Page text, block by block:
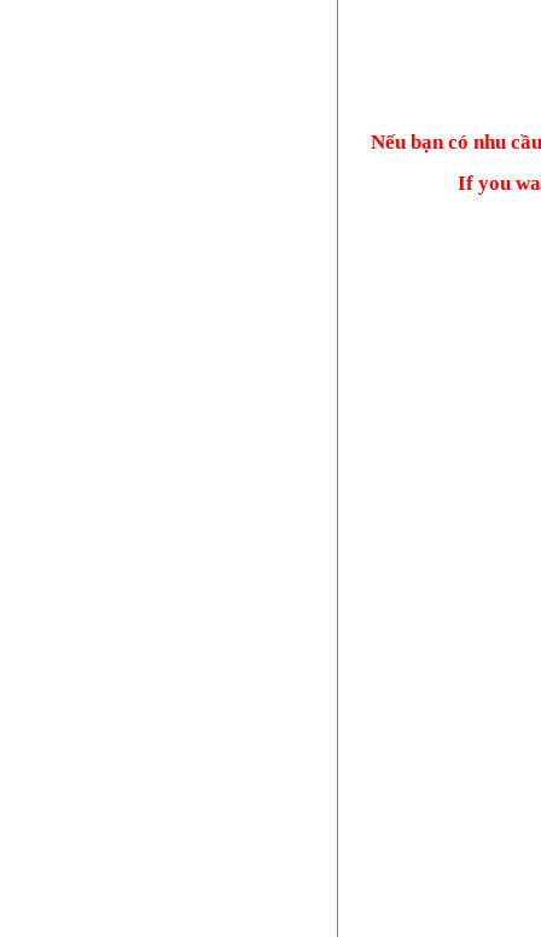
Nếu bạn có nhu
If you